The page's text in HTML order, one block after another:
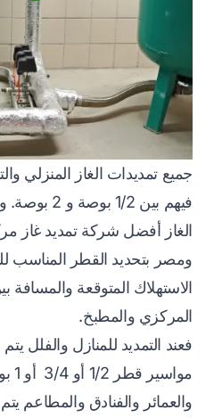
جميع تمديدات الغاز المنزلي
فيهم بين 1/
الغاز أفضل شركةتمديد غاز
ومصر بتحديد القطر المناسب
الاستهلاك المتوقعة والمسافة
المركزي والمطبخ.
فعند التمديد للمنازل والفلل